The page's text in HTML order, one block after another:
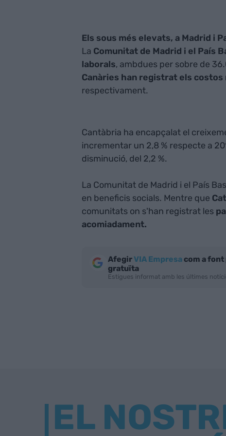
Els sous més elevats, a Madrid i
La Comunitat de Madrid i el País
laborals, ambdues per sobre de
Canàries han registrat els costos
respectivament.
Cantàbria ha encapçalat el
incrementar un 2,8 % respecte a
disminució, del 2,2 %.
La Comunitat de Madrid i el País
en beneficis socials. Mentre que
comunitats on s'han registrat les
acomiadament.
AfegirVIA Empresacom a font
gratuïta
Estigues informat amb les últimes
EL